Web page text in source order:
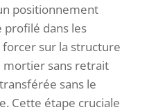
positionnement
profilé dans les
sur la structure
mortier sans retrait
sans le
Cette étape cruciale